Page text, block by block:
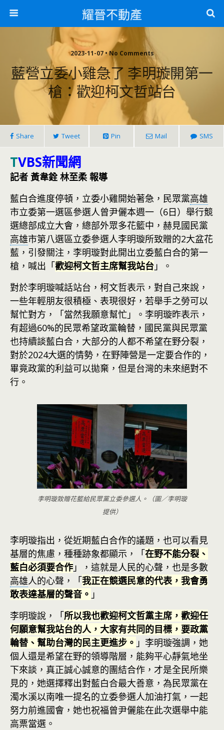
耀晉不動產
2023-11-07 • No Comments
藍營立委小雞急了 李明璇開第一
槍：歡迎柯文哲站台
Share Tweet Pin Mail SMS
TVBS新聞網
記者 黃韋銓 林至柔 報導
藍白合進度停頓，立委小雞開始著急，民眾黨高雄
市立委第一選區參選人曾尹儷本週一（6日）舉行競
選總部成立大會，總部外眾多花籃中，赫見國民黨
高雄市第八選區立委參選人李明璇所致贈的2大盆花
藍，引發關注，李明璇對此開出立委藍白合的第一
槍，喊出「歡迎柯文哲主席幫我站台 」。
對於李明璇喊話站台，柯文哲表示，對自己來說，
一些年輕朋友很積極、表現很好，若舉手之勞可以
幫忙對方，「當然我願意幫忙」。李明璇昨表示，
有超過60%的民眾希望政黨輪替，國民黨與民眾黨
也持續談藍白合，大部分的人都不希望在野分裂，
對於2024大選的情勢，在野陣營是一定要合作的，
畢竟政黨的利益可以拋棄，但是台灣的未來絕對不
行。
李明璇致贈花籃給民眾黨立委參選人。（圖／李明璇
提供）
李明璇指出，從近期藍白合作的議題，也可以看見
基層的焦慮，種種跡象都顯示，「在野不能分裂、
藍白必須要合作 」，這就是人民的心聲，也是多數
高雄人的心聲，「我正在競選民意的代表，我會勇
敢表達基層的聲音。 」
李明璇說，「所以我也歡迎柯文哲黨主席，歡迎任
何願意幫我站台的人，大家有共同的目標，要政黨
輪替、幫助台灣的民主更進步。 」李明璇強調，她
個人還是希望在野的領導階層，能夠平心靜氣地坐
下來談，真正誠心誠意的團結合作，才是全民所樂
見的，她選擇釋出對藍白合最大善意，為民眾黨在
濁水溪以南唯一提名的立委參選人加油打氣，一起
努力前進國會，她也祝福曾尹儷能在此次選舉中能
高票當選。